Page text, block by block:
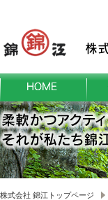
株式会社 錦江トップページ